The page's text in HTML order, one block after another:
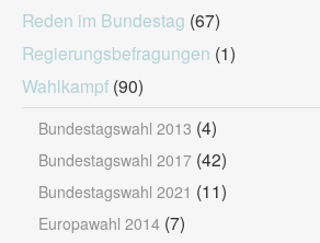
Reden im Bundestag (67)
Regierungsbefragungen (1)
Wahlkampf (90)
Bundestagswahl 2013 (4)
Bundestagswahl 2017 (42)
Bundestagswahl 2021 (11)
Europawahl 2014 (7)